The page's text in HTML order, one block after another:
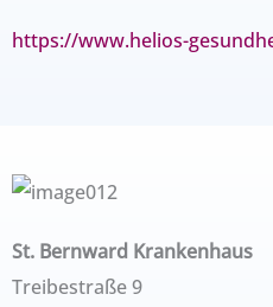
https://www.helios-
St. Bernward Krankenhaus
Treibestraße 9